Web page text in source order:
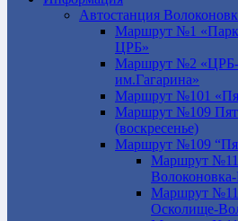
Автостанция
Маршрут №1 «Парк
ЦРБ»
Маршрут №2 «ЦРБ-
им.Гагарина»
Маршрут №101
Маршрут №109
(воскресенье)
Маршрут №109
Маршрут
Маршрут
Осколище-